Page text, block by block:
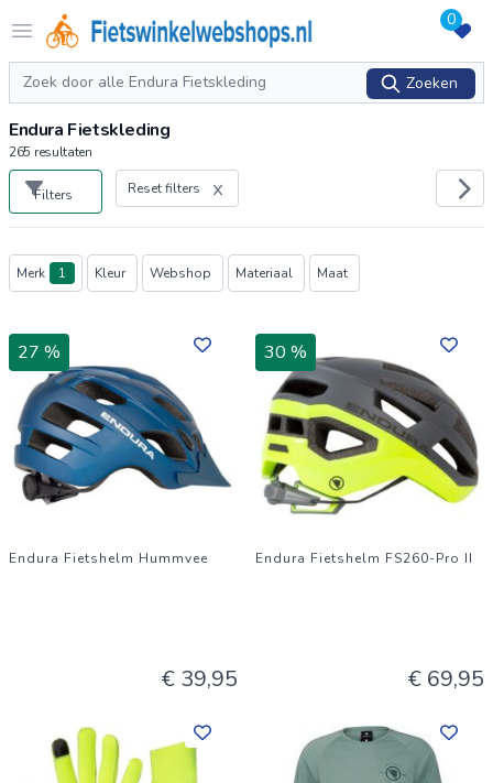
Open menu
Logo Fietswinkelwebshops.nl 0
Zoeken
Zoeken
Endura Fietskleding
265 resultaten
Filters Reset filters
Producten
Merk 1 Kleur Webshop Materiaal Maat
27 %
Endura Fietshelm Hummvee
€ 39,95
30 %
Endura Fietshelm FS260-Pro II
€ 69,95